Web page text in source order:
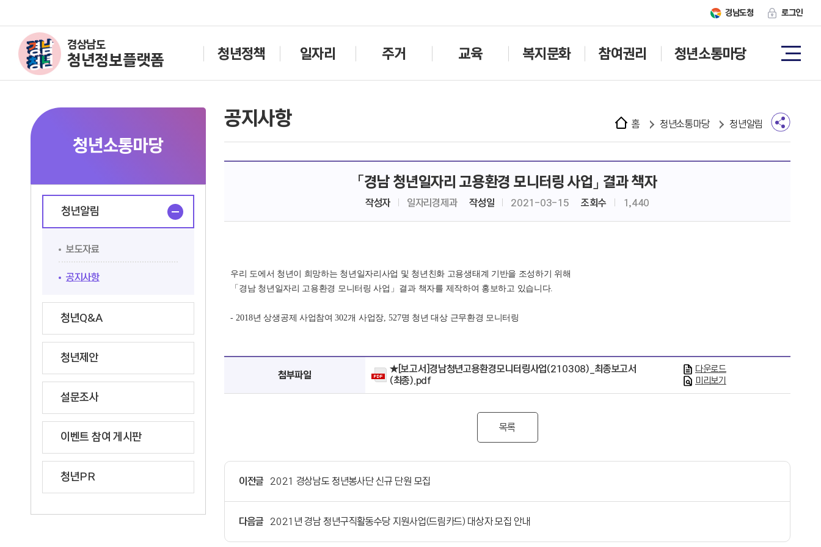
경남도청 로그인
경상남도
청년정보플랫폼 청년정책 일자리 주거 교육 복지문화 참여권리 청년소통마당
청년소통마당
청년알림
보도자료
공지사항
청년Q&A
청년제안
설문조사
이벤트 참여 게시판
청년PR
공지사항 홈 청년소통마당 청년알림
「경남 청년일자리 고용환경 모니터링 사업」 결과 책자
작성자 일자리경제과 작성일 2021-03-15 조회수 1,440
우리 도에서 청년이 희망하는 청년일자리사업 및 청년친화 고용생태계 기반을 조성하기 위해
「 경남 청년일자리 고용환경 모니터링 사업 」결과 책자를 제작하여 홍보하고 있습니다.
- 2018년 상생공제 사업참여302개 사업장, 527명 청년 대상 근무환경 모니터링
첨부파일
★[보고서]경남청년고용환경모니터링사업(210308)_최종보고서
(최종).pdf
다운로드
미리보기
목록
이전글 2021 경상남도 청년봉사단 신규 단원 모집
다음글 2021년 경남 청년구직활동수당 지원사업(드림카드) 대상자 모집 안내